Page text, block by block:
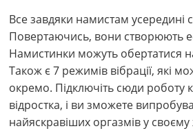
Все завдяки намистам усередині
Повертаючись, вони створюють
Намистинки можуть обертатися
Також є 7 режимів вібрації, які
окремо. Підключіть сюди роботу
відростка, і ви зможете
найяскравіших оргазмів у своєму